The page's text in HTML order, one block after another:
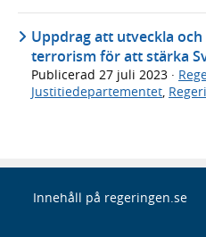
Uppdrag att utveckla
terrorism för att stärka
Publicerad 27 juli 2023 ·
Justitiedepartementet,
Innehåll på regeringen.se